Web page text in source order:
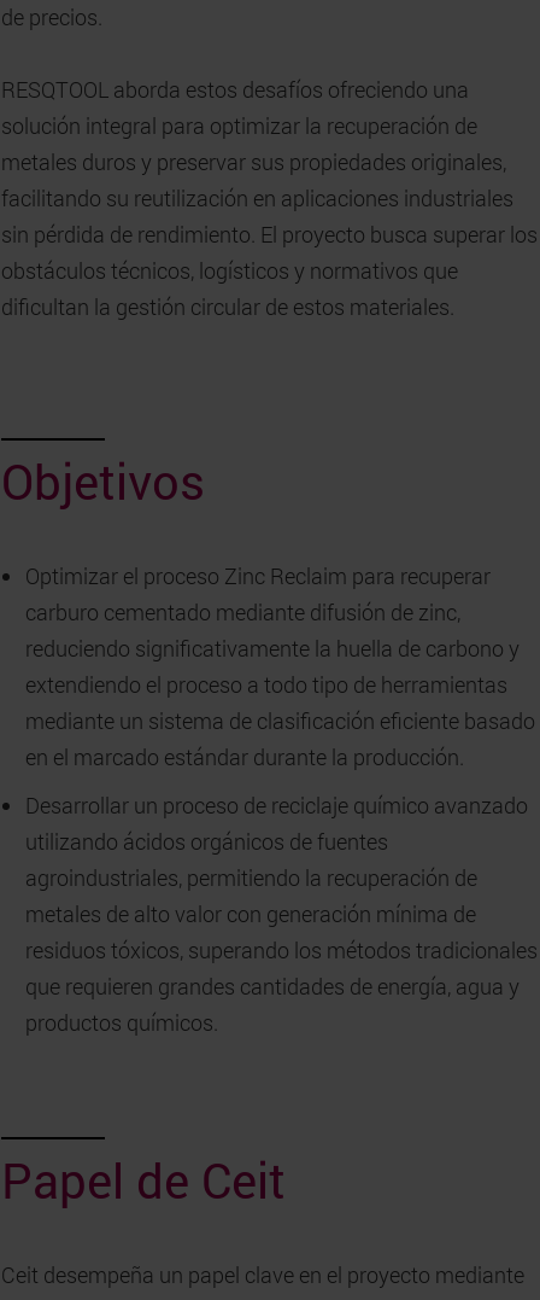
de precios.
RESQTOOL aborda estos desafíos ofreciendo una
solución integral para optimizar la recuperación de
metales duros y preservar sus propiedades originales,
facilitando su reutilización en aplicaciones industriales
sin pérdida de rendimiento. El proyecto busca superar los
obstáculos técnicos, logísticos y normativos que
dificultan la gestión circular de estos materiales.
Objetivos
Optimizar el proceso Zinc Reclaim para recuperar
carburo cementado mediante difusión de zinc,
reduciendo significativamente la huella de carbono y
extendiendo el proceso a todo tipo de herramientas
mediante un sistema de clasificación eficiente basado
en el marcado estándar durante la producción.
Desarrollar un proceso de reciclaje químico avanzado
utilizando ácidos orgánicos de fuentes
agroindustriales, permitiendo la recuperación de
metales de alto valor con generación mínima de
residuos tóxicos, superando los métodos tradicionales
que requieren grandes cantidades de energía, agua y
productos químicos.
Papel de Ceit
Ceit desempeña un papel clave en el proyecto mediante